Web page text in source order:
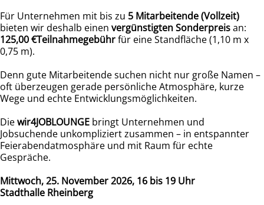
Für Unternehmen mit bis zu 5 Mitarbeitende (Vollzeit)
bieten wir deshalb einen vergünstigten Sonderpreisan:
125,00 €Teilnahmegebührfür eine Standfläche (1,10 m x
0,75 m).
Denn gute Mitarbeitende suchen nicht nur große Namen –
oft überzeugen gerade persönliche Atmosphäre, kurze
Wege und echte Entwicklungsmöglichkeiten.
Diewir4JOBLOUNGE bringt Unternehmen und
Jobsuchende unkompliziert zusammen – in entspannter
Feierabendatmosphäre und mit Raum für echte
Gespräche.
Mittwoch, 25. November 2026, 16 bis 19 Uhr
Stadthalle Rheinberg